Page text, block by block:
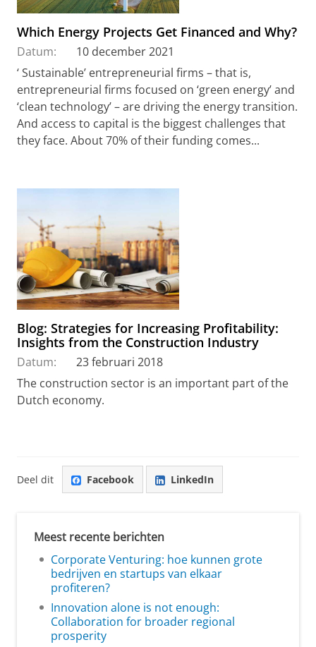
Which Energy Projects Get Financed and Why?
Datum:
10 december 2021
‘ Sustainable’ entrepreneurial firms – that is,
entrepreneurial firms focused on ‘green energy’ and
‘clean technology’ – are driving the energy transition.
And access to capital is the biggest challenges that
they face. About 70% of their funding comes...
Blog: Strategies for Increasing Profitability:
Insights from the Construction Industry
Datum:
23 februari 2018
The construction sector is an important part of the
Dutch economy.
Deel dit Facebook LinkedIn
Meest recente berichten
Corporate Venturing: hoe kunnen grote
bedrijven en startups van elkaar
profiteren?
Innovation alone is not enough:
Collaboration for broader regional
prosperity